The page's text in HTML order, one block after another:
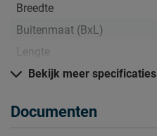
Breedte
Buitenmaat (BxL)
Lengte
Hoogte hoofdbord
Poothoogte
Bekijk meer specificaties
Documenten